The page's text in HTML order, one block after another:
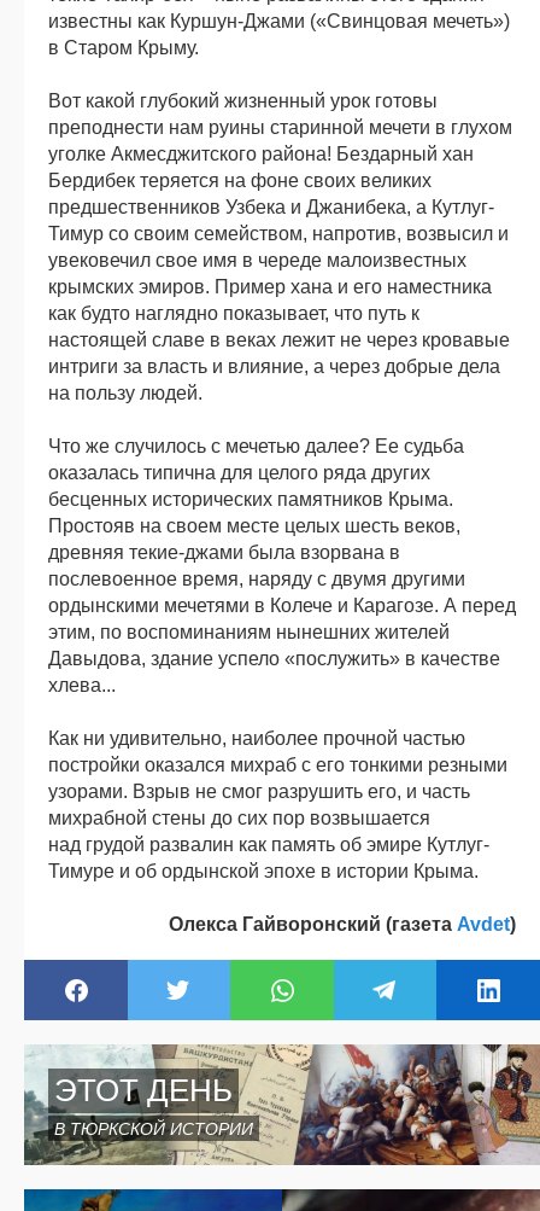
известны как Куршун-Джами («Свинцовая мечеть»)
в Старом Крыму.
Вот какой глубокий жизненный урок готовы
преподнести нам руины старинной мечети в глухом
уголке Акмесджитского района! Бездарный хан
Бердибек теряется на фоне своих великих
предшественников Узбека и Джанибека, а Кутлуг-
Тимур со своим семейством, напротив, возвысил и
увековечил свое имя в череде малоизвестных
крымских эмиров. Пример хана и его наместника
как будто наглядно показывает, что путь к
настоящей славе в веках лежит не через кровавые
интриги за власть и влияние, а через добрые дела
на пользу людей.
Что же случилось с мечетью далее? Ее судьба
оказалась типична для целого ряда других
бесценных исторических памятников Крыма.
Простояв на своем месте целых шесть веков,
древняя текие-джами была взорвана в
послевоенное время, наряду с двумя другими
ордынскими мечетями в Колече и Карагозе. А перед
этим, по воспоминаниям нынешних жителей
Давыдова, здание успело «послужить» в качестве
хлева...
Как ни удивительно, наиболее прочной частью
постройки оказался михраб с его тонкими резными
узорами. Взрыв не смог разрушить его, и часть
михрабной стены до сих пор возвышается
над грудой развалин как память об эмире Кутлуг-
Тимуре и об ордынской эпохе в истории Крыма.
Олекса Гайворонский (газета Avdet)
ЭТОТ ДЕНЬ
В ТЮРКСКОЙ ИСТОРИИ